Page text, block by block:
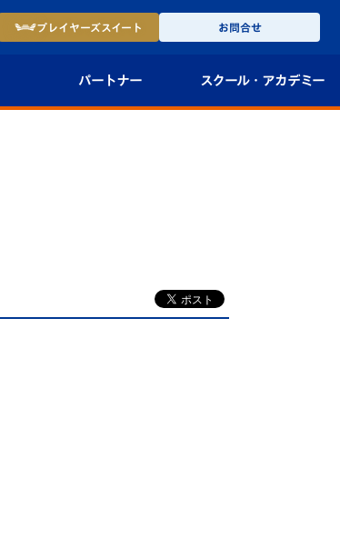
プレイヤーズスイート お問合せ
パートナー スクール・ アカデミー
スクール